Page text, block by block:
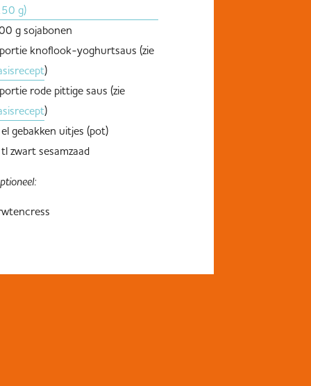
g)
g sojabonen
knoflook-yoghurtsaus (zie
)
rode pittige saus (zie
)
gebakken uitjes (pot)
zwart sesamzaad